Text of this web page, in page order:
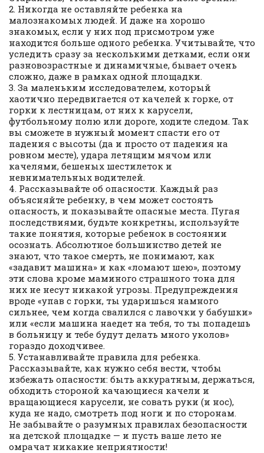
2. Никогда не оставляйте ребенка на
малознакомых людей. И даже на хорошо
знакомых, если у них под присмотром уже
находится больше одного ребенка. Учитывайте, что
уследить сразу за несколькими детками, если они
разновозрастные и динамичные, бывает очень
сложно, даже в рамках одной площадки.
3. За маленьким исследователем, который
хаотично передвигается от качелей к горке, от
горки к лестницам, от них к карусели,
футбольному полю или дороге, ходите следом. Так
вы сможете в нужный момент спасти его от
падения с высоты (да и просто от падения на
ровном месте), удара летящим мячом или
качелями, бешеных шестилеток и
невнимательных водителей.
4. Рассказывайте об опасности. Каждый раз
объясняйте ребенку, в чем может состоять
опасность, и показывайте опасные места. Пугая
последствиями, будьте конкретны, используйте
такие понятия, которые ребенок в состоянии
осознать. Абсолютное большинство детей не
знают, что такое смерть, не понимают, как
«задавит машина» и как «ломают шею», поэтому
эти слова кроме маминого страшного тона для
них не несут никакой угрозы. Предупреждения
вроде «упав с горки, ты ударишься намного
сильнее, чем когда свалился с лавочки у бабушки»
или «если машина наедет на тебя, то ты попадешь
в больницу и тебе будут делать много уколов»
гораздо доходчивее.
5. Устанавливайте правила для ребенка.
Рассказывайте, как нужно себя вести, чтобы
избежать опасности: быть аккуратным, держаться,
обходить стороной качающиеся качели и
вращающиеся карусели, не совать руки (и нос),
куда не надо, смотреть под ноги и по сторонам.
Не забывайте о разумных правилах безопасности
на детской площадке — и пусть ваше лето не
омрачат никакие неприятности!